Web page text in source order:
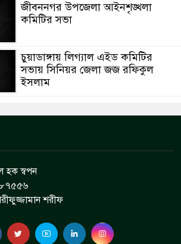
জীবননগর উপজেলা আইনশৃঙ্খলা
কমিটির সভা
চুয়াডাঙ্গায় লিগ্যাল এইড কমিটির
সভায় সিনিয়র জেলা জজ রফিকুল
ইসলাম
হক স্বপন
শরীফ